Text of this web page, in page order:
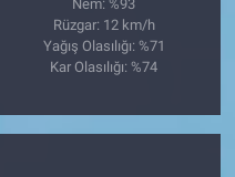
Nem: %93
Rüzgar: 12 km/h
Yağış Olasılığı: %71
Kar Olasılığı: %74